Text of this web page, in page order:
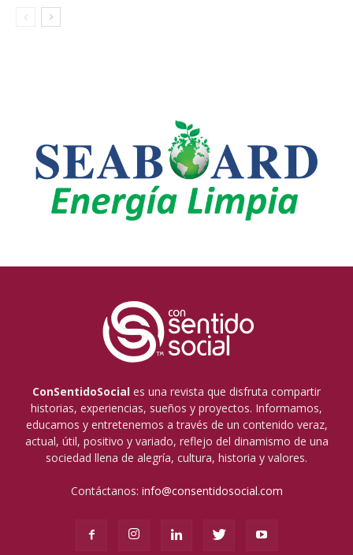
ConSentidoSocial es una revista que disfruta compartir
historias, experiencias, sueños y proyectos. Informamos,
educamos y entretenemos a través de un contenido veraz,
actual, útil, positivo y variado, reflejo del dinamismo de una
sociedad llena de alegría, cultura, historia y valores.
Contáctanos: info@consentidosocial.com